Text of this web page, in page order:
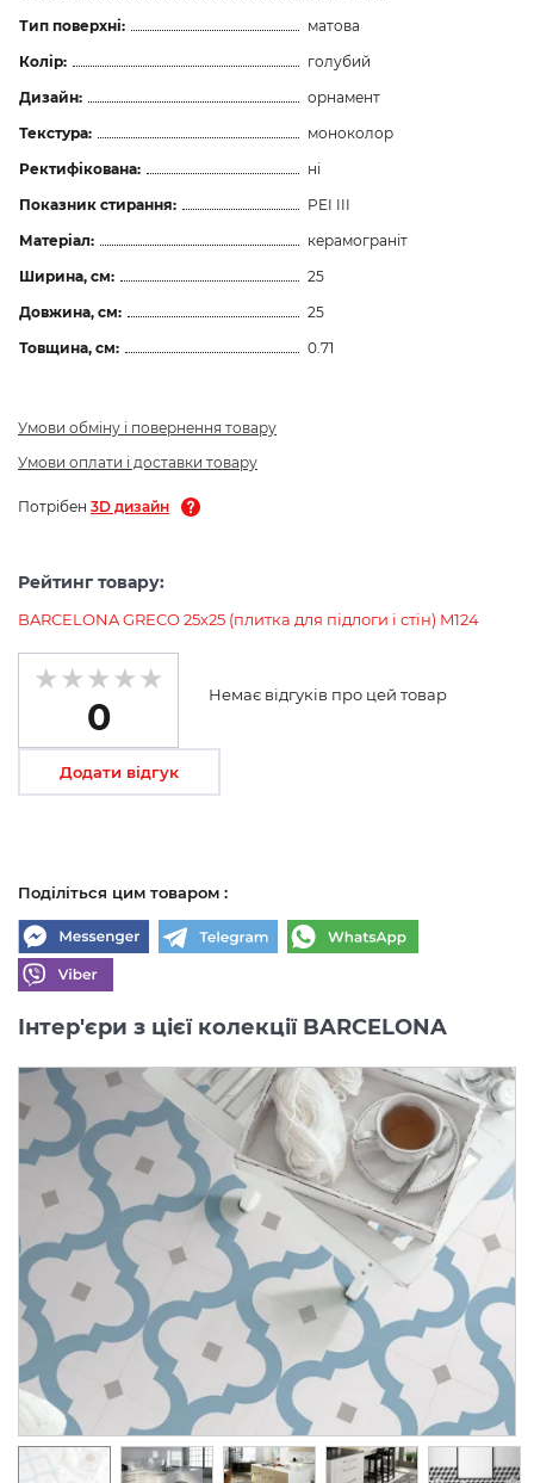
Тип поверхні:
матова
Колір:
голубий
Дизайн:
орнамент
Текстура:
моноколор
Ректифікована:
ні
Показник стирання:
PEI III
Матеріал:
керамограніт
Ширина, см:
25
Довжина, см:
25
Товщина, см:
0.71
Умови обміну і повернення товару
Умови оплати і доставки товару
Потрібен 3D дизайн
Рейтинг товару:
BARCELONA GRECO 25х25 (плитка для підлоги і стін) M124
0
Немає відгуків про цей товар
Додати відгук
Поділіться цим товаром :
Інтер'єри з цієї колекції BARCELONA